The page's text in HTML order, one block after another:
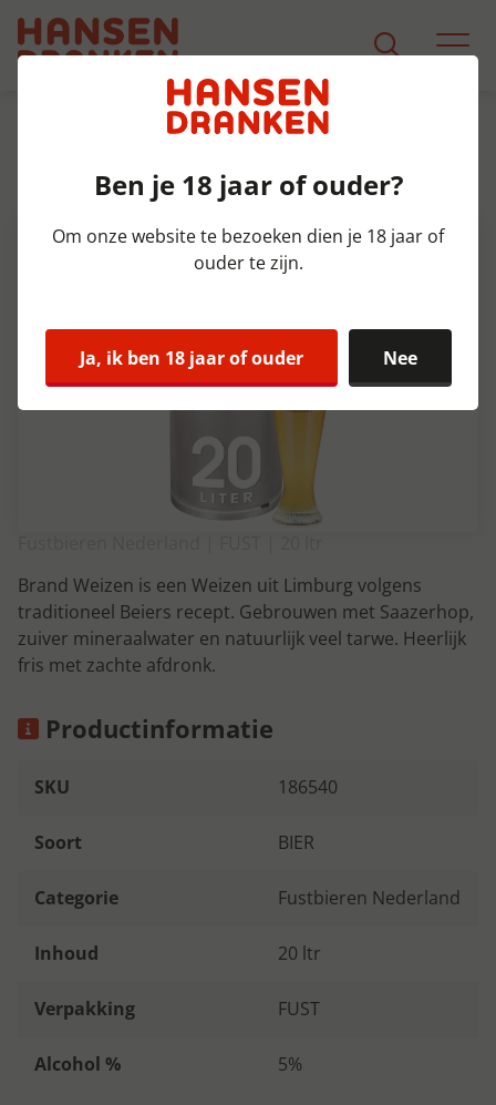
Product Detail
Brand Weizen Fust 20 ltr 5%
Brand Weizen is een Weizen uit Limburg volgens
traditioneel Beiers recept. Gebrouwen met Saazerhop,
zuiver mineraalwater en natuurlijk veel tarwe. Heerlijk
fris met zachte afdronk.
Productinformatie
SKU 186540
Soort BIER
Categorie Fustbieren Nederland
Inhoud 20 ltr
Verpakking FUST
Alcohol % 5%
Ben je 18 jaar of ouder?
Om onze website te bezoeken dien je 18 jaar of
ouder te zijn.
Ja, ik ben 18 jaar of ouder Nee